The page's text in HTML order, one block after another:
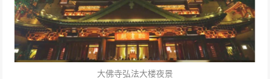
大佛寺弘法大楼夜景